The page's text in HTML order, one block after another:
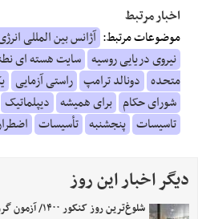
اخبار مرتبط
موضوعات مرتبط: آژانس بین المللی
نیروی دریایی روسیه سایت هسته ای
متحده دونالد ترامپ راستی آزمایی
شورای حکام برای همیشه دیپلماتیک
تاسیسات پنجشنبه تأسیسات
دیگر اخبار این روز
شلوغ‌ترین روز کنکور ۱۴۰۰/ آزمون گروه آزمایشی علوم تجربی برگزار شد